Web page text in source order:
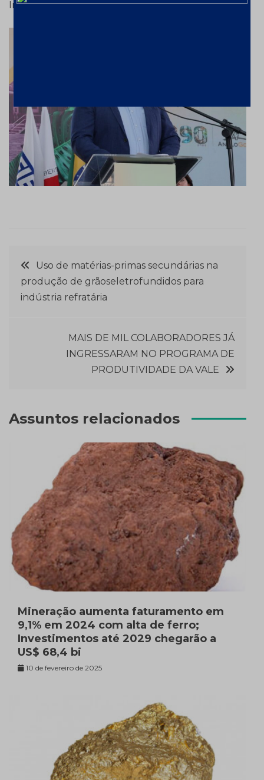
Investimento e Comércio Exterior de Minas Gerais.
Navegação
de
Uso de matérias-primas secundárias na
produção de grãoseletrofundidos para
indústria refratária
MAIS DE MIL COLABORADORES JÁ
INGRESSARAM NO PROGRAMA DE
PRODUTIVIDADE DA VALE
Assuntos relacionados
Mineração aumenta faturamento em
9,1% em 2024 com alta de ferro;
Investimentos até 2029 chegarão a
US$ 68,4 bi
10 de fevereiro de 2025